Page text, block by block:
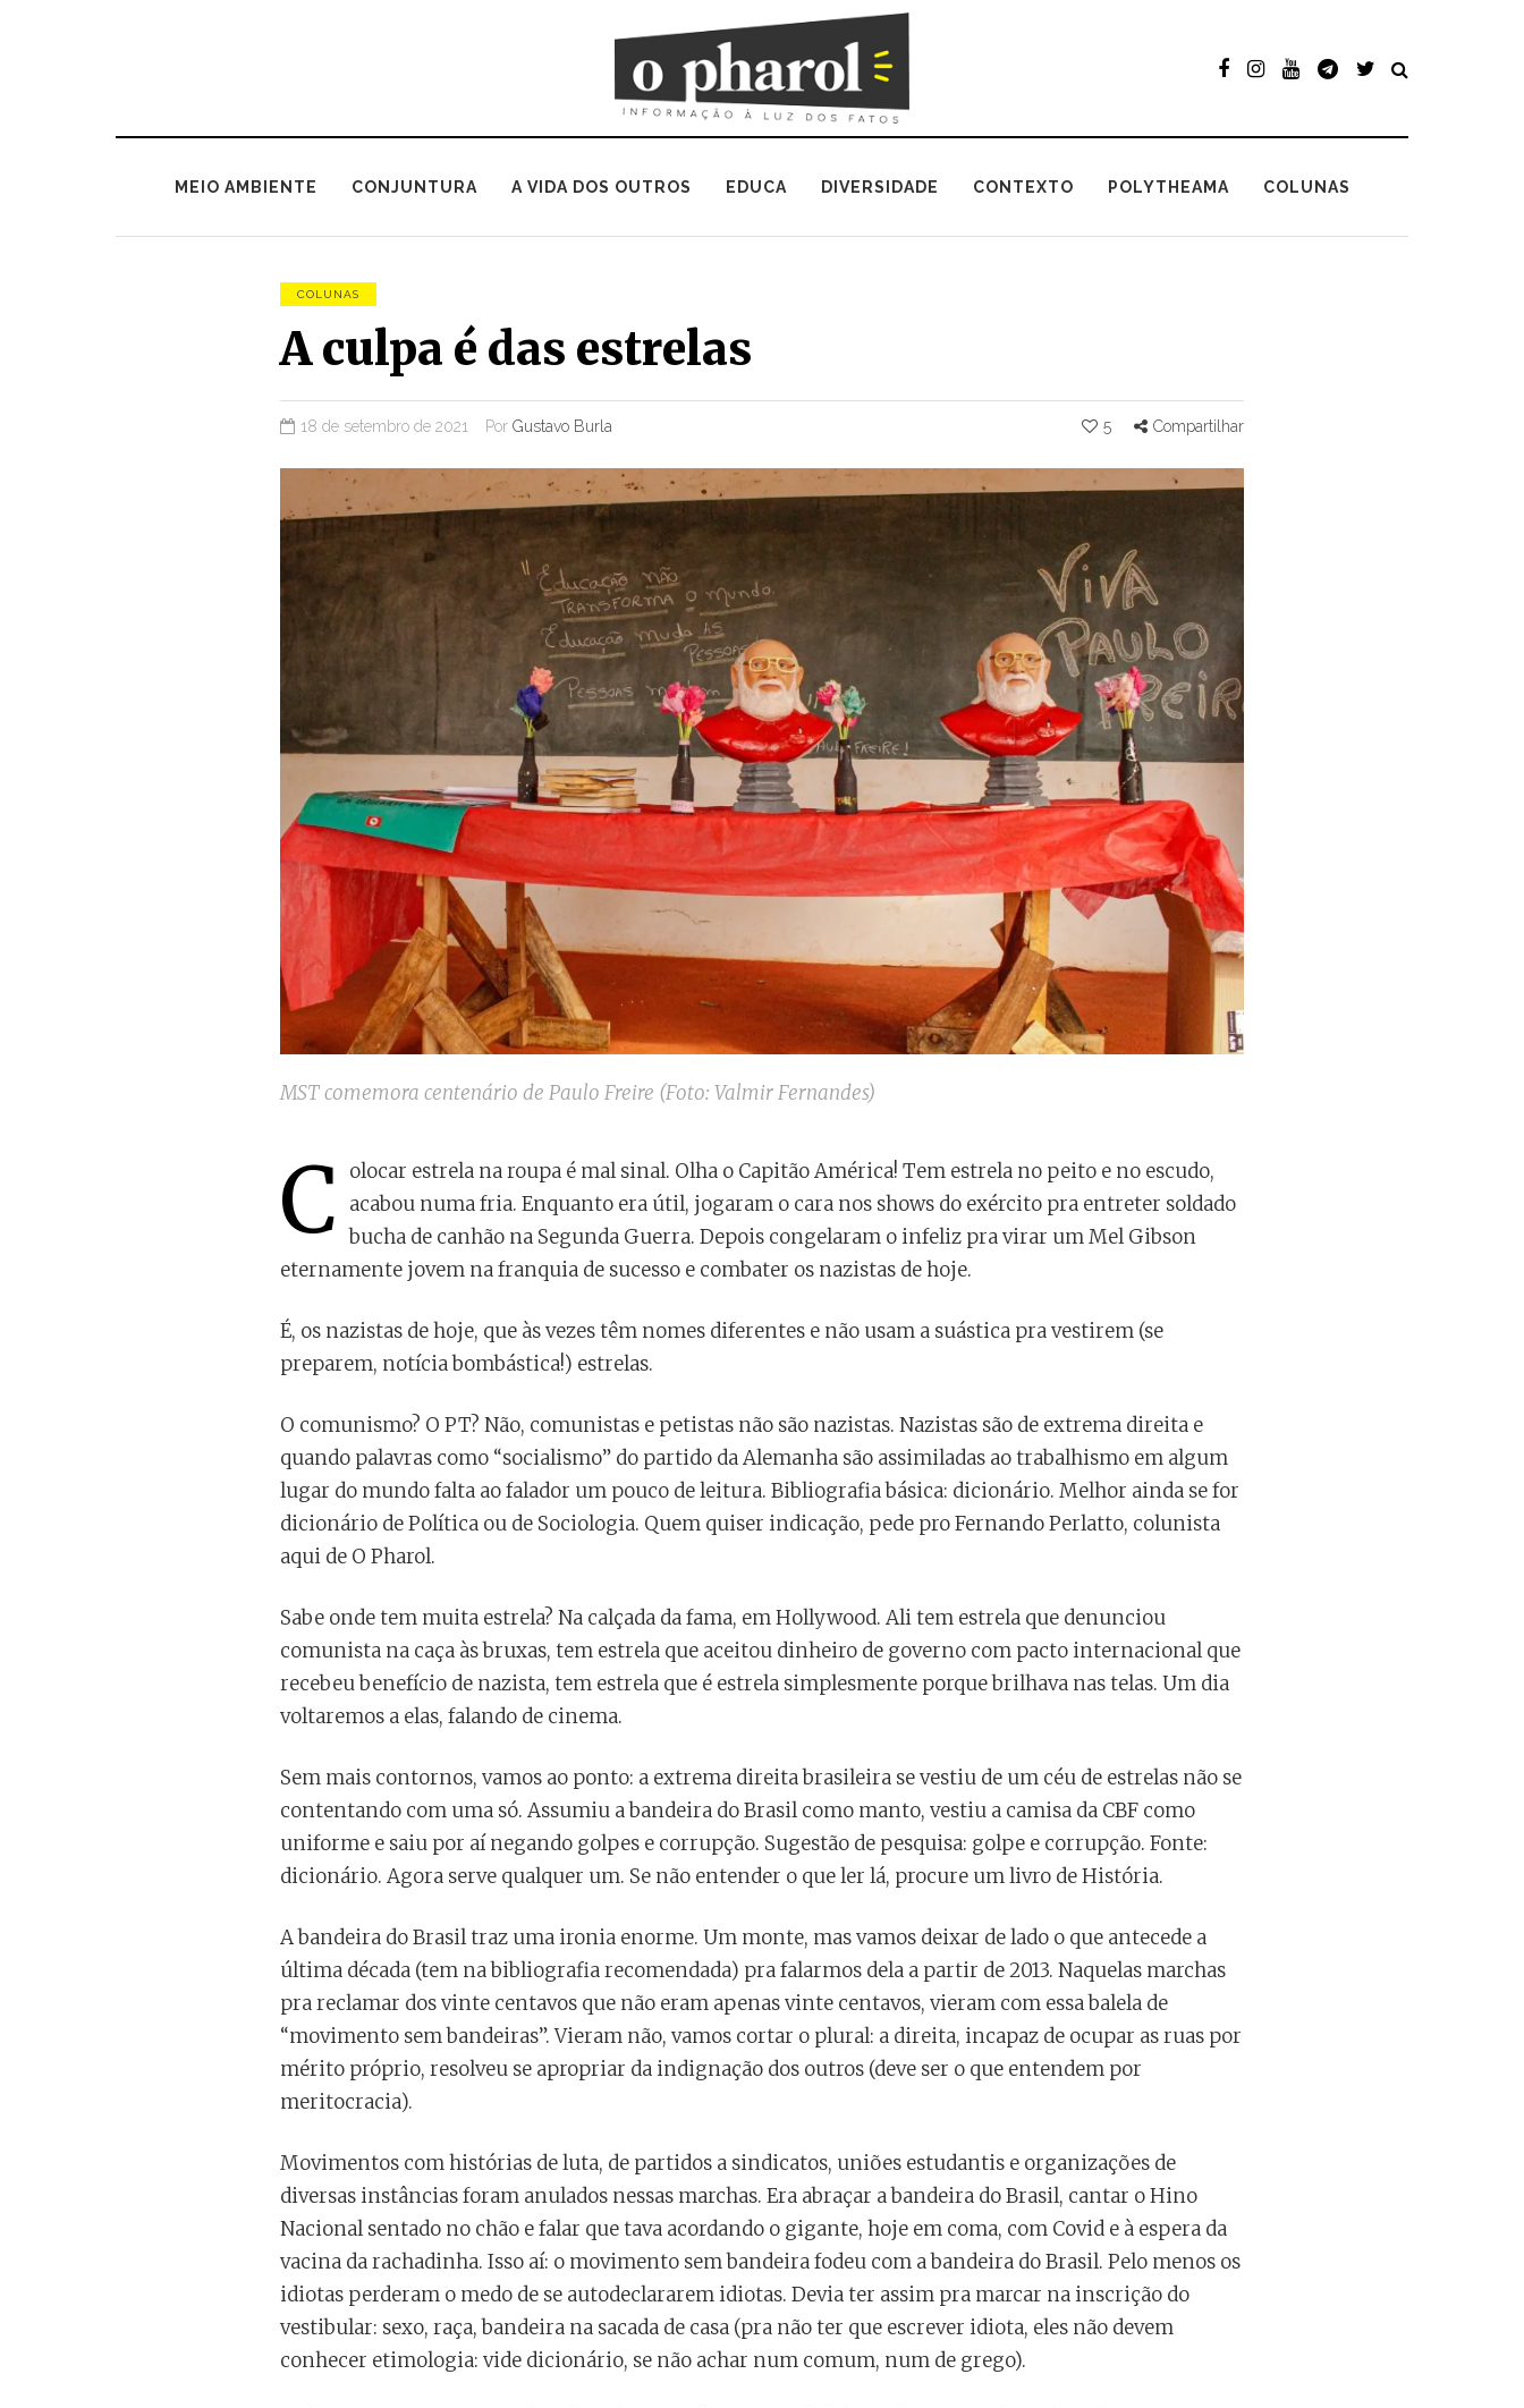
MEIO AMBIENTE CONJUNTURA A VIDA DOS OUTROS EDUCA DIVERSIDADE CONTEXTO POLYTHEAMA COLUNAS
COLUNAS
A culpa é das estrelas
18 de setembro de 2021 Por Gustavo Burla 5 Compartilhar
MST comemora centenário de Paulo Freire (Foto: Valmir Fernandes)
C
olocar estrela na roupa é mal sinal. Olha o Capitão América! Tem estrela no peito e no escudo,
acabou numa fria. Enquanto era útil, jogaram o cara nos shows do exército pra entreter soldado
bucha de canhão na Segunda Guerra. Depois congelaram o infeliz pra virar um Mel Gibson
eternamente jovem na franquia de sucesso e combater os nazistas de hoje.
É, os nazistas de hoje, que às vezes têm nomes diferentes e não usam a suástica pra vestirem (se
preparem, notícia bombástica!) estrelas.
O comunismo? O PT? Não, comunistas e petistas não são nazistas. Nazistas são de extrema direita e
quando palavras como “socialismo” do partido da Alemanha são assimiladas ao trabalhismo em algum
lugar do mundo falta ao falador um pouco de leitura. Bibliografia básica: dicionário. Melhor ainda se for
dicionário de Política ou de Sociologia. Quem quiser indicação, pede pro Fernando Perlatto, colunista
aqui de O Pharol.
Sabe onde tem muita estrela? Na calçada da fama, em Hollywood. Ali tem estrela que denunciou
comunista na caça às bruxas, tem estrela que aceitou dinheiro de governo com pacto internacional que
recebeu benefício de nazista, tem estrela que é estrela simplesmente porque brilhava nas telas. Um dia
voltaremos a elas, falando de cinema.
Sem mais contornos, vamos ao ponto: a extrema direita brasileira se vestiu de um céu de estrelas não se
contentando com uma só. Assumiu a bandeira do Brasil como manto, vestiu a camisa da CBF como
uniforme e saiu por aí negando golpes e corrupção. Sugestão de pesquisa: golpe e corrupção. Fonte:
dicionário. Agora serve qualquer um. Se não entender o que ler lá, procure um livro de História.
A bandeira do Brasil traz uma ironia enorme. Um monte, mas vamos deixar de lado o que antecede a
última década (tem na bibliografia recomendada) pra falarmos dela a partir de 2013. Naquelas marchas
pra reclamar dos vinte centavos que não eram apenas vinte centavos, vieram com essa balela de
“movimento sem bandeiras”. Vieram não, vamos cortar o plural: a direita, incapaz de ocupar as ruas por
mérito próprio, resolveu se apropriar da indignação dos outros (deve ser o que entendem por
meritocracia).
Movimentos com histórias de luta, de partidos a sindicatos, uniões estudantis e organizações de
diversas instâncias foram anulados nessas marchas. Era abraçar a bandeira do Brasil, cantar o Hino
Nacional sentado no chão e falar que tava acordando o gigante, hoje em coma, com Covid e à espera da
vacina da rachadinha. Isso aí: o movimento sem bandeira fodeu com a bandeira do Brasil. Pelo menos os
idiotas perderam o medo de se autodeclararem idiotas. Devia ter assim pra marcar na inscrição do
vestibular: sexo, raça, bandeira na sacada de casa (pra não ter que escrever idiota, eles não devem
conhecer etimologia: vide dicionário, se não achar num comum, num de grego).